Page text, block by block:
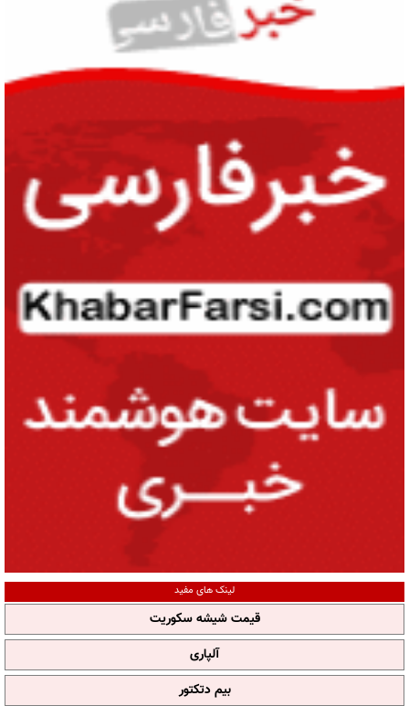
لینک های مفید
قیمت شیشه سکوریت
آلپاری
بیم دتکتور